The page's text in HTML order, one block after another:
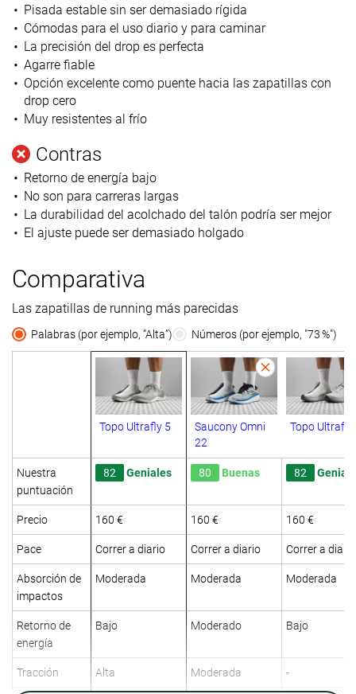
Pisada estable sin ser demasiado rígida
Cómodas para el uso diario y para caminar
La precisión del drop es perfecta
Agarre fiable
Opción excelente como puente hacia las zapatillas con
drop cero
Muy resistentes al frío
Contras
Retorno de energía bajo
No son para carreras largas
La durabilidad del acolchado del talón podría ser mejor
El ajuste puede ser demasiado holgado
Comparativa
Las zapatillas de running más parecidas
Palabras (por ejemplo, “Alta”) Números (por ejemplo, "73 %")
Topo Ultrafly 5
Saucony Omni
22
Topo Ultrafly
Nuestra
puntuación
82 Geniales 80 Buenas 82
Precio 160 € 160 € 160 €
Pace Correr a diario Correr a diario Correr a diario
Absorción de
impactos
Moderada Moderada Moderada
Retorno de
energía
Bajo Moderado Bajo
Tracción Alta Moderada -